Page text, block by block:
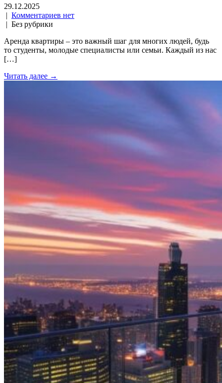
29.12.2025
| Комментариев нет
| Без рубрики
Аренда квартиры – это важный шаг для многих людей, будь
то студенты, молодые специалисты или семьи. Каждый из нас
[…]
Читать далее →